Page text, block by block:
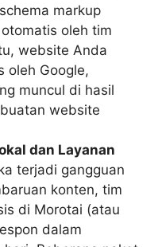
markup
oleh tim
website Anda
oleh Google,
muncul di hasil
website
dan Layanan
terjadi gangguan
konten, tim
di Morotai (atau
dalam